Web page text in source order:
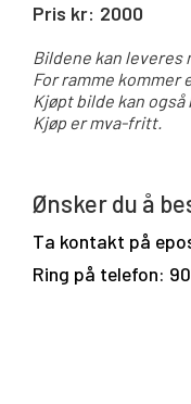
Pris kr: 2000
Bildene kan leveres
For ramme kommer
Kjøpt bilde kan
Kjøp er mva-fritt.
Ønsker du å
Ta kontakt på
Ring på telefon: